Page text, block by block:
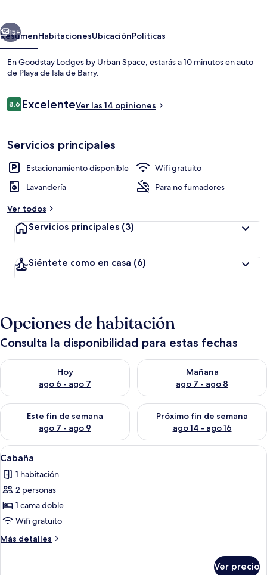
Space
Refrigerador, microondas, parrilla de
Siguiente
15+
ResumenHabitacionesUbicaciónPolíticas
En Goodstay Lodges by Urban Space, estarás a 10 minutos en auto
de Playa de Isla de Barry.
Opiniones
8.68.6 de 10,
ExcelenteVer las 14 opiniones
Servicios principales
Estacionamiento disponible
Wifi gratuito
Lavandería
Para no fumadores
Ver todos
Servicios principales (3)
Siéntete como en casa (6)
Opciones de habitación
Consulta la disponibilidad para estas fechas
Hoy
ago 6 - ago 7
Consulta la disponibilidad para hoy ago 6 - ago 7
Mañana
ago 7 - ago 8
Consulta la disponibilidad
Este fin de semana
ago 7 - ago 9
Consulta la disponibilidad para este fin de semana ago 7 -
Próximo fin de semana
ago 14 - ago 16
Consulta la disponibilidad
Abrir
todas
las
fotos
de
Cabaña
Una cama bien hecha con ropa
7
Cabaña
1 habitación
2 personas
1 cama doble
Wifi gratuito
Más detalles
Más
Ver precio